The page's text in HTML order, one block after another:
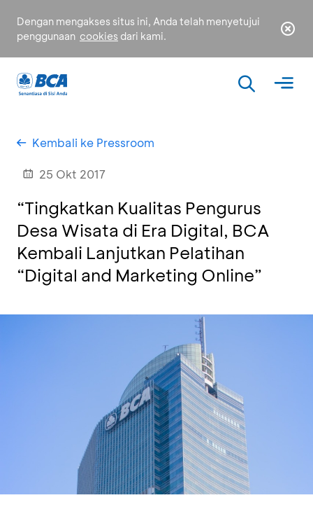
Dengan mengakses situs ini, Anda telah menyetujui
penggunaan cookies dari kami.
Kembali ke Pressroom
25 Okt 2017
“Tingkatkan Kualitas Pengurus
Desa Wisata di Era Digital, BCA
Kembali Lanjutkan Pelatihan
“Digital and Marketing Online”